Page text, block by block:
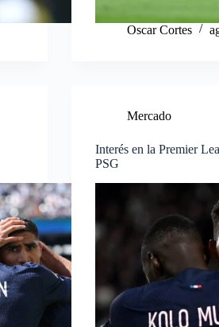
Oscar Cortes
Mercado
Interés en la Premier
PSG